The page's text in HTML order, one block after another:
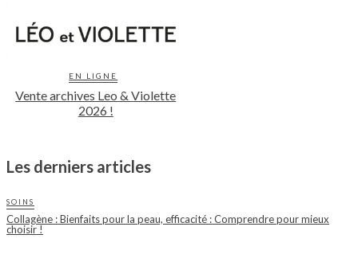
EN LIGNE
Vente archives Leo & Violette
2026 !
Les derniers articles
SOINS
Collagène : Bienfaits pour la peau, efficacité : Comprendre pour mieux
choisir !